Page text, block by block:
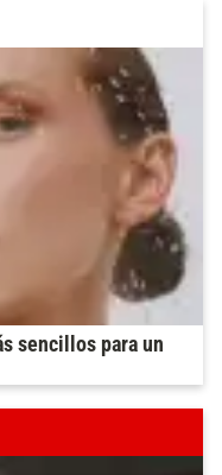
sencillos para un